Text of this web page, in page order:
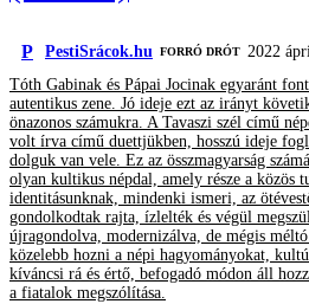
P PestiSrácok.hu FORRÓ DRÓT 2022
Tóth Gabinak és Pápai Jocinak egyaránt
autentikus zene. Jó ideje ezt az irányt
önazonos számukra. A Tavaszi szél című
volt írva című duettjükben, hosszú ideje
dolguk van vele. Ez az összmagyarság
olyan kultikus népdal, amely része a közös
identitásunknak, mindenki ismeri, az
gondolkodtak rajta, ízlelték és végül
újragondolva, modernizálva, de mégis
közelebb hozni a népi hagyományokat,
kíváncsi rá és értő, befogadó módon áll
a fiatalok megszólítása.